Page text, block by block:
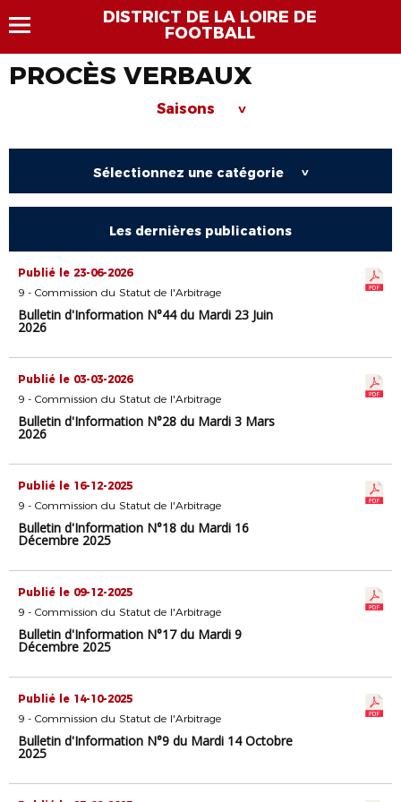
DISTRICT DE LA LOIRE DE
FOOTBALL
PROCÈS VERBAUX
Saisons >
Sélectionnez une catégorie >
Les dernières publications
Publié le 23-06-2026
9 - Commission du Statut de l'Arbitrage
Bulletin d'Information N°44 du Mardi 23 Juin
2026
Publié le 03-03-2026
9 - Commission du Statut de l'Arbitrage
Bulletin d'Information N°28 du Mardi 3 Mars
2026
Publié le 16-12-2025
9 - Commission du Statut de l'Arbitrage
Bulletin d'Information N°18 du Mardi 16
Décembre 2025
Publié le 09-12-2025
9 - Commission du Statut de l'Arbitrage
Bulletin d'Information N°17 du Mardi 9
Décembre 2025
Publié le 14-10-2025
9 - Commission du Statut de l'Arbitrage
Bulletin d'Information N°9 du Mardi 14 Octobre
2025